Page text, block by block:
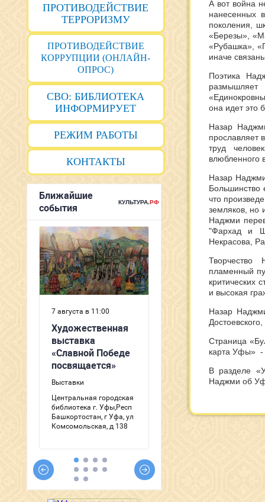
ПРОТИВОДЕЙСТВИЕ
ТЕРРОРИЗМУ
ПРОТИВОДЕЙСТВИЕ
КОРРУПЦИИ (ОНЛАЙН-
ОПРОС)
СВО: БИБЛИОТЕКА
ИНФОРМИРУЕТ
РЕЖИМ РАБОТЫ
КОНТАКТЫ
А вот война
нанесенных
поколения,
«Березы»,
«Рубашка»,
иначе
Поэтика
она идет это
Назар
прославляет
труд
влюбленного
Назар
Большинство
что
земляков, но
Наджми
"Фархад и
Некрасова,
пламенный
критических
и высокая
Назар
Страница
карта Уфы» -
В разделе
Наджми об